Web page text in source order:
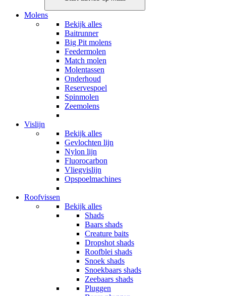
Molens
Bekijk alles
Baitrunner
Big Pit molens
Feedermolen
Match molen
Molentassen
Onderhoud
Reservespoel
Spinmolen
Zeemolens
Vislijn
Bekijk alles
Gevlochten lijn
Nylon lijn
Fluorocarbon
Vliegvislijn
Opspoelmachines
Roofvissen
Bekijk alles
Shads
Baars shads
Creature baits
Dropshot shads
Roofblei shads
Snoek shads
Snoekbaars shads
Zeebaars shads
Pluggen